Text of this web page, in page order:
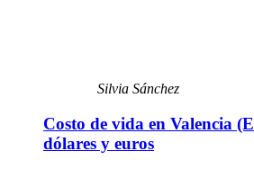
Silvia Sánchez
Costo de vida en Valencia
dólares y euros